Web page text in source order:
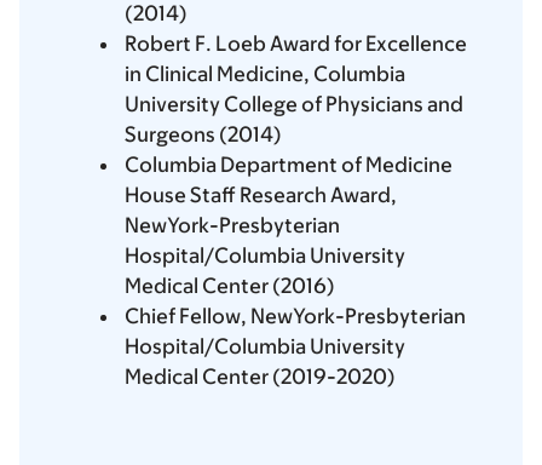
(2014)
Robert F. Loeb Award for Excellence
in Clinical Medicine, Columbia
University College of Physicians and
Surgeons (2014)
Columbia Department of Medicine
House Staff Research Award,
NewYork-Presbyterian
Hospital/Columbia University
Medical Center (2016)
Chief Fellow, NewYork-Presbyterian
Hospital/Columbia University
Medical Center (2019-2020)